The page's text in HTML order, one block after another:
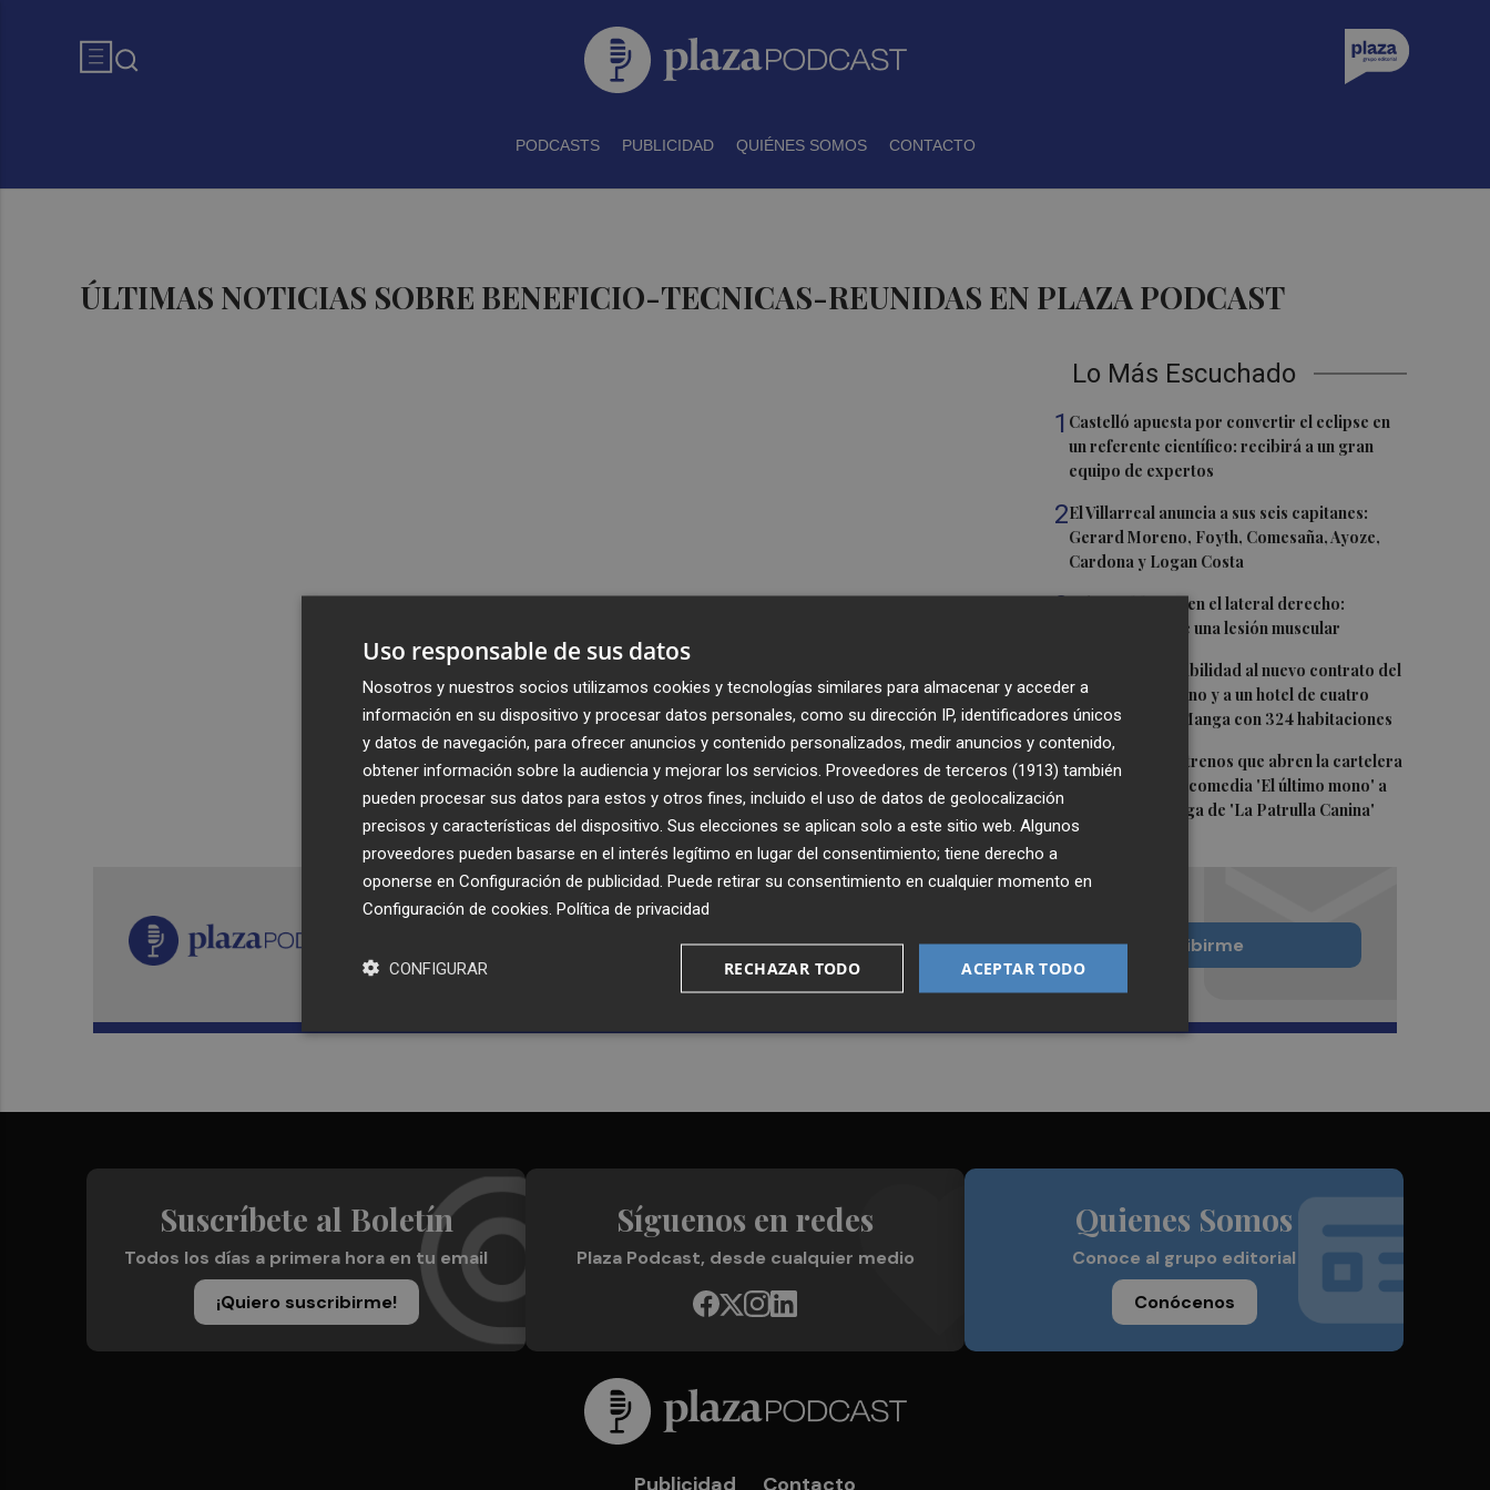
PODCASTS PUBLICIDAD QUIÉNES SOMOS CONTACTO
ÚLTIMAS NOTICIAS SOBRE BENEFICIO-TECNICAS-REUNIDAS EN PLAZA PODCAST
Lo Más Escuchado
1 Castelló apuesta por convertir el eclipse en
un referente científico: recibirá a un gran
equipo de expertos
2El Villarreal anuncia a sus seis capitanes:
Gerard Moreno, Foyth, Comesaña, Ayoze,
Cardona y Logan Costa
3Más problemas en el lateral derecho:
Monferrer sufre una lesión muscular
San Javier da viabilidad al nuevo contrato del
transporte urbano y a un hotel de cuatro
estrellas en La Manga con 324 habitaciones
5 Estos son los estrenos que abren la cartelera
en agosto: de la comedia 'El último mono' a
una nueva entrega de 'La Patrulla Canina'
Recibe toda la actualidad de
Plaza Podcast en tu correo
Quiero suscribirme
Suscríbete al Boletín
Todos los días a primera hora en tu email
¡Quiero suscribirme!
Síguenos en redes
Plaza Podcast, desde cualquier medio
Quienes Somos
Conoce al grupo editorial
Conócenos
Publicidad Contacto
Uso responsable de sus datos
Nosotros y nuestros socios utilizamos cookies y tecnologías similares para almacenar y acceder a
información en su dispositivo y procesar datos personales, como su dirección IP, identificadores únicos
y datos de navegación, para ofrecer anuncios y contenido personalizados, medir anuncios y contenido,
obtener información sobre la audiencia y mejorar los servicios. Proveedores de terceros (1913) también
pueden procesar sus datos para estos y otros fines, incluido el uso de datos de geolocalización
precisos y características del dispositivo. Sus elecciones se aplican solo a este sitio web. Algunos
proveedores pueden basarse en el interés legítimo en lugar del consentimiento; tiene derecho a
oponerse en Configuración de publicidad . Puede retirar su consentimiento en cualquier momento en
Configuración de cookies Política de privacidad
ACEPTAR TODO
RECHAZAR TODO
CONFIGURAR